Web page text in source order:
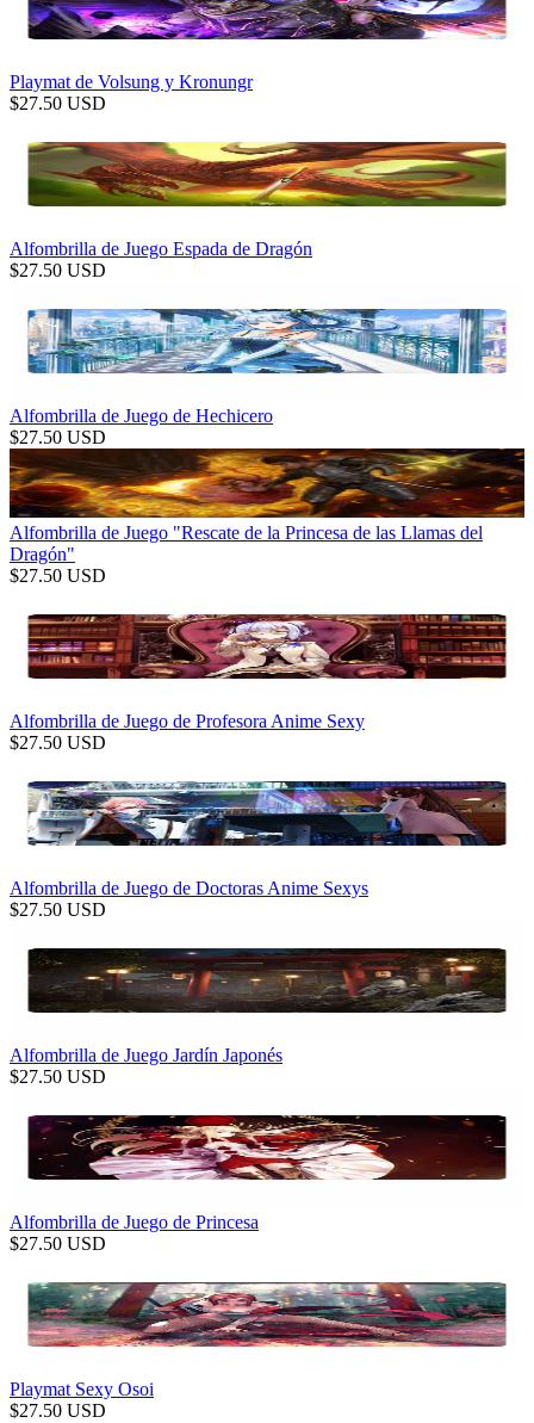
Playmat de Volsung y Kronungr
$27.50 USD
Alfombrilla de Juego Espada de Dragón
$27.50 USD
Alfombrilla de Juego de Hechicero
$27.50 USD
Alfombrilla de Juego "Rescate de la Princesa de las Llamas del
Dragón"
$27.50 USD
Alfombrilla de Juego de Profesora Anime Sexy
$27.50 USD
Alfombrilla de Juego de Doctoras Anime Sexys
$27.50 USD
Alfombrilla de Juego Jardín Japonés
$27.50 USD
Alfombrilla de Juego de Princesa
$27.50 USD
Playmat Sexy Osoi
$27.50 USD